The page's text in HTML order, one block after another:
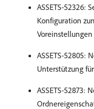
ASSETS-52326:
Konfiguration
Voreinstellungen
ASSETS-52805:
Unterstützung
ASSETS-52873: